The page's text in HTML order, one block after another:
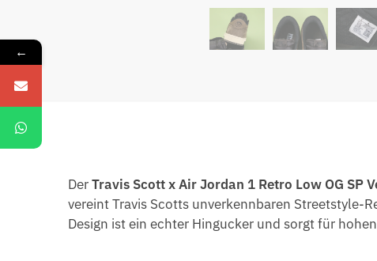
DerTravis Scott x Air Jordan 1 Retro Low OG SP
vereint Travis Scotts unverkennbaren Streetstyle-
Design ist ein echter Hingucker und sorgt für
←